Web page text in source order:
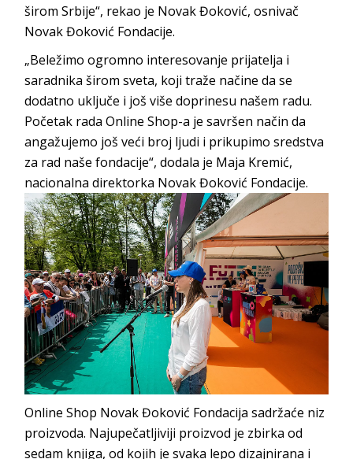
širom Srbije“, rekao je Novak Đoković, osnivač
Novak Đoković Fondacije.
„Beležimo ogromno interesovanje prijatelja i
saradnika širom sveta, koji traže načine da se
dodatno uključe i još više doprinesu našem radu.
Početak rada Online Shop-a je savršen način da
angažujemo još veći broj ljudi i prikupimo sredstva
za rad naše fondacije“, dodala je Maja Kremić,
nacionalna direktorka Novak Đoković Fondacije.
Online Shop Novak Đoković Fondacija sadržaće niz
proizvoda. Najupečatljiviji proizvod je zbirka od
sedam knjiga, od kojih je svaka lepo dizajnirana i